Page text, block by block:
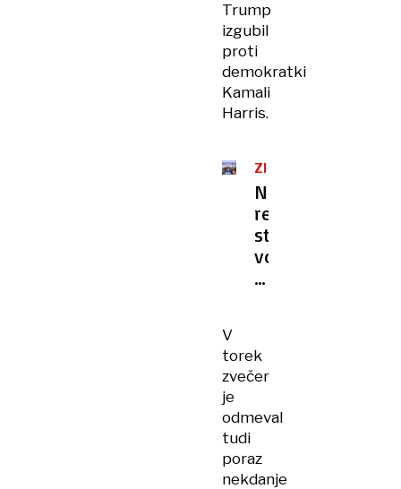
Trump
izgubil
proti
demokratki
Kamali
Harris.
ZDA
Na
republikanskih
strankarskih
volitvah
v
kandidat
Paxton
V
torek
zvečer
je
odmeval
tudi
poraz
nekdanje